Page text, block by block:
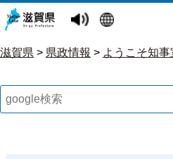
滋賀県 > 県政情報 > ようこそ知事